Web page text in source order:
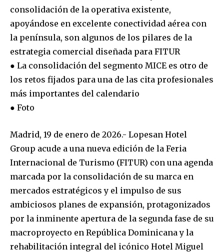
consolidación de la operativa existente,
apoyándose en excelente conectividad aérea con
la península, son algunos de los pilares de la
estrategia comercial diseñada para FITUR
● La consolidación del segmento MICE es otro de
los retos fijados para una de las cita profesionales
más importantes del calendario
● Foto
Madrid, 19 de enero de 2026.- Lopesan Hotel
Group acude a una nueva edición de la Feria
Internacional de Turismo (FITUR) con una agenda
marcada por la consolidación de su marca en
mercados estratégicos y el impulso de sus
ambiciosos planes de expansión, protagonizados
por la inminente apertura de la segunda fase de su
macroproyecto en República Dominicana y la
rehabilitación integral del icónico Hotel Miguel